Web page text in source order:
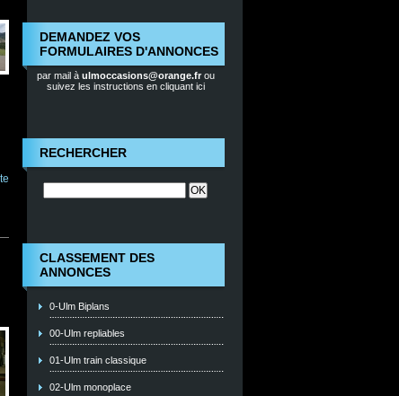
DEMANDEZ VOS
FORMULAIRES D'ANNONCES
par mail à ulmoccasions@orange.frou
suivez les instructions en cliquant ici
RECHERCHER
CLASSEMENT DES
ANNONCES
0-Ulm Biplans
00-Ulm repliables
01-Ulm train classique
02-Ulm monoplace